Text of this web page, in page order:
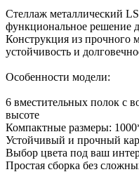
Стеллаж металлический
функциональное решение
Конструкция из прочного
устойчивость и
Особенности модели:
6 вместительных полок с
высоте
Компактные размеры:
Устойчивый и прочный
Выбор цвета под ваш
Простая сборка без